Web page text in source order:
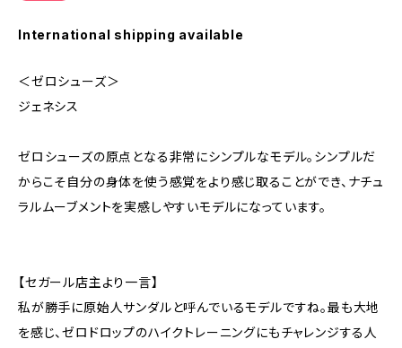
International shipping available
＜ゼロシューズ＞
ジェネシス
ゼロシューズの原点となる非常にシンプルなモデル。シンプルだ
からこそ自分の身体を使う感覚をより感じ取ることができ、ナチュ
ラルムーブメントを実感しやすいモデルになっています。
【セガール店主より一言】
私が勝手に原始人サンダルと呼んでいるモデルですね。最も大地
を感じ、ゼロドロップのハイクトレーニングにもチャレンジする人